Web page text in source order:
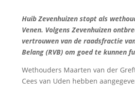
Huib Zevenhuizen stopt als
Venen. Volgens Zevenhuizen
vertrouwen van de raadsfractie
Belang (RVB) om goed te kunnen
Wethouders Maarten van der
Cees van Uden hebben